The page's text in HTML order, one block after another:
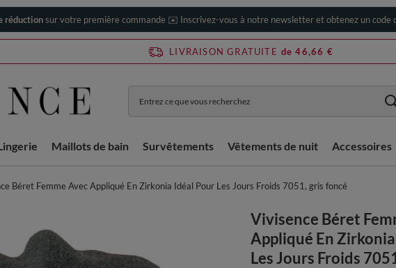
réductionsur votre première commande ✉️ Inscrivez-vous à notre newsletter et obtenez un code
LIVRAISON GRATUITE de 46,66 €
Maillots de bain Survêtements Vêtements de nuit Accessoires
Béret Femme Avec Appliqué En Zirkonia Idéal Pour Les Jours Froids 7051, gris foncé
Vivisence Béret
Appliqué En
Les Jours Froids